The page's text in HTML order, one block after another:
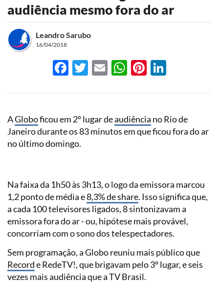
audiência mesmo fora do ar
Leandro Sarubo
16/04/2018
Facebook
Twitter
EmailWhatsApp
Pinterest
AGloboficou em 2º lugar deaudiência no Rio de
Janeiro durante os 83 minutos em que ficou fora do ar
no último domingo.
Na faixa da 1h50 às 3h13, o logo da emissora marcou
1,2 ponto de média e8,3% de share. Isso significa que,
a cada 100 televisores ligados, 8 sintonizavam a
emissora fora do ar - ou, hipótese mais provável,
concorriam com o sono dos telespectadores.
Sem programação, a Globo reuniu mais público que
Recorde RedeTV!, que brigavam pelo 3º lugar, e seis
vezes mais audiência que a TV Brasil.